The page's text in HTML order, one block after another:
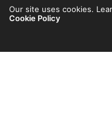
Hur som helst,
använder ett helt
Our site uses cookies.
Cookie Policy